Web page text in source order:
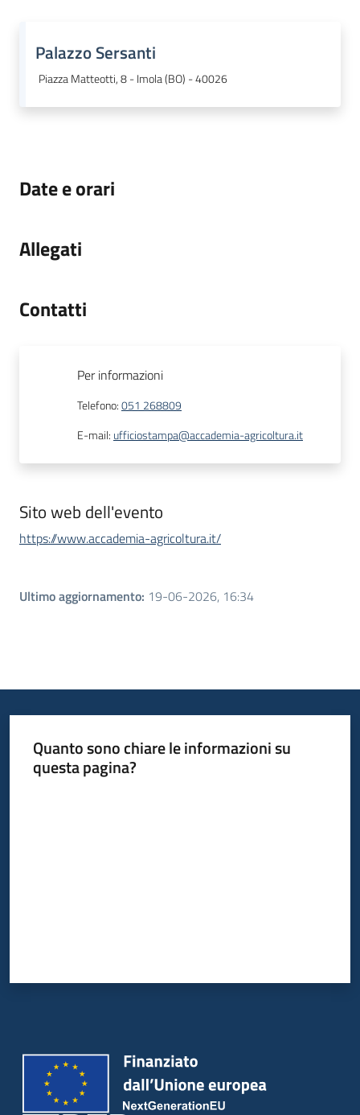
Palazzo Sersanti
Piazza Matteotti, 8 - Imola (BO) - 40026
Date e orari
Allegati
Contatti
Per informazioni
Telefono:051 268809
E-mail: ufficiostampa@accademia-agricoltura.it
Sito web dell'evento
https://www.accademia-agricoltura.it/
Ultimo aggiornamento: 19-06-2026, 16:34
Quanto sono chiare le informazioni su
questa pagina?